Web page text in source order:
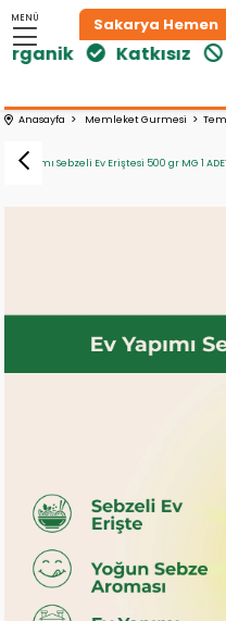
MENÜ Sakarya Hemen
Katkısız
Anasayfa Memleket Gurmesi
Ev Yapımı Sebzeli Ev Eriştesi 500 gr MG 1